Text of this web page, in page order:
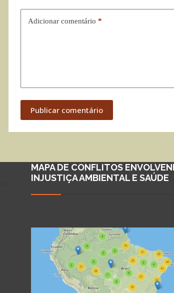
Adicionar comentário *
Publicar comentário
MAPA DE CONFLITOS
INJUSTIÇA AMBIENTAL E SAÚDE